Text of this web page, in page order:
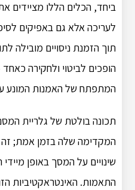
ביחד, הכלים הללו מציידים
לעריכה אלא גם באפיקים
תוך הזמנת ניסויים מובילה
הופכים לביטוי ולחקירה
המתפתח של האמנות המונע על
תכונה בולטת של גלריית
המקדימה שלה בזמן אמת;
שינויים על המסך באופן
התאמות. האינטראקטיביות